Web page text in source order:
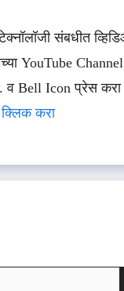
संबधीत
YouTube
व Bell Icon प्रेस करा
करा